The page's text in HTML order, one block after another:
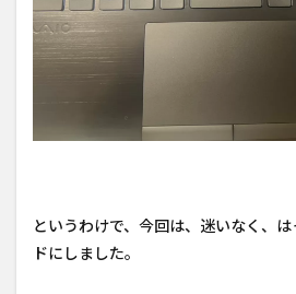
というわけで、今回は、迷いなく、
ドにしました。